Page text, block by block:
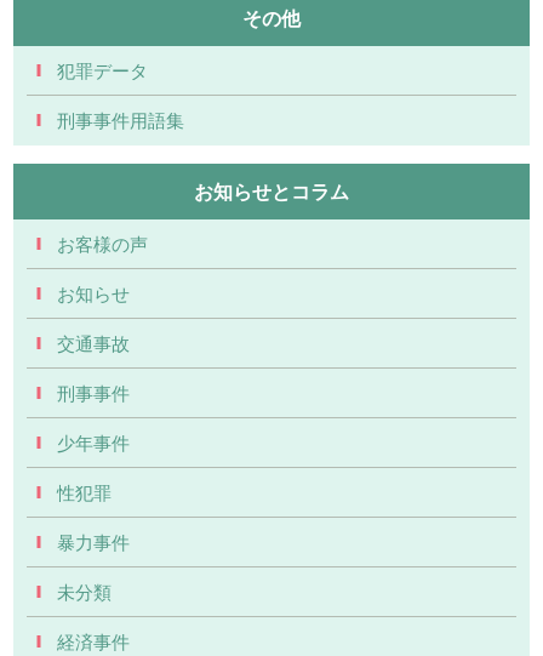
その他
犯罪データ
刑事事件用語集
お知らせとコラム
お客様の声
お知らせ
交通事故
刑事事件
少年事件
性犯罪
暴力事件
未分類
経済事件